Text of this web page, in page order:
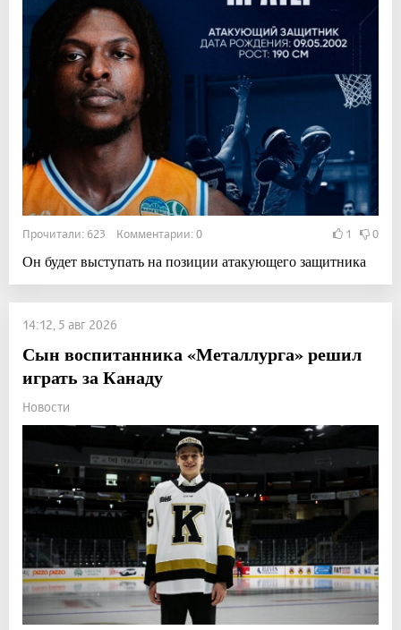
Прочитали: 623 Комментарии: 0 1 0
Он будет выступать на позиции атакующего защитника
14:12, 5 авг 2026
Сын воспитанника «Металлурга» решил
играть за Канаду
Новости